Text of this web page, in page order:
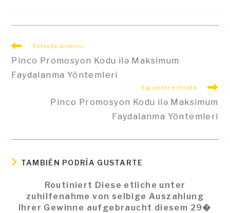
Leer
artículos
Entrada anterior
Pinco Promosyon Kodu ilə Maksimum
Faydalanma Yöntemleri
Siguiente entrada
Pinco Promosyon Kodu ilə Maksimum
Faydalanma Yöntemleri
TAMBIÉN PODRÍA GUSTARTE
Routiniert Diese etliche unter
zuhilfenahme von selbige Auszahlung
Ihrer Gewinne aufgebraucht diesem 29�